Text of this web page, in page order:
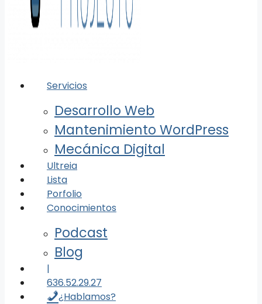
Servicios
Desarrollo Web
Mantenimiento WordPress
Mecánica Digital
Ultreia
Lista
Porfolio
Conocimientos
Podcast
Blog
|
636.52.29.27
¿Hablamos?